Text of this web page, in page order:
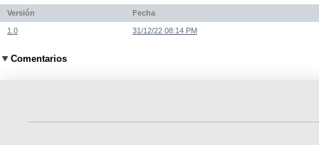
Versión Fecha
1.0 31/12/22 08:14 PM
Comentarios